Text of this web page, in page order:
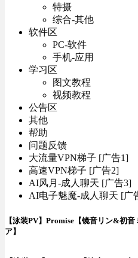
特摄
综合-其他
软件区
PC-软件
手机-应用
学习区
图文教程
视频教程
公告区
其他
帮助
问题反馈
大流量VPN梯子 [广告1]
高速VPN梯子 [广告2]
AI风月-成人聊天 [广告3]
AI电子魅魔-成人聊天 [广
【泳装PV】Promise【镜音リン&初
ア】